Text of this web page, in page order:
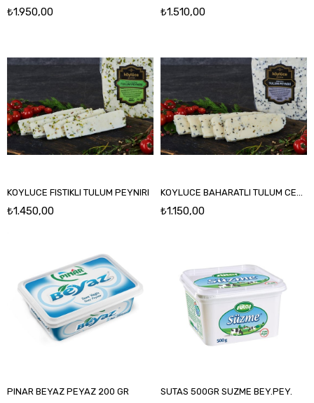
₺1.950,00 ₺1.510,00
KOYLUCE FISTIKLI TULUM PEYNIRI
₺1.450,00
KOYLUCE BAHARATLI TULUM CESITLERI
₺1.150,00
PINAR BEYAZ PEYAZ 200 GR SUTAS 500GR SUZME BEY.PEY.